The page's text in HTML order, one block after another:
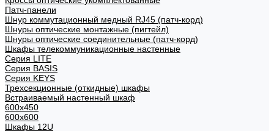
Патч-панели
Шнур коммутационный медный RJ45 (патч-корд)
Шнуры оптические монтажные (пигтейл)
Шнуры оптические соединительные (патч-корд)
Шкафы телекоммуникационные настенные
Cерия LITE
Cерия BASIS
Cерия KEYS
Трехсекционные (откидные) шкафы
Встраиваемый настенный шкаф
600x450
600x600
Шкафы 12U